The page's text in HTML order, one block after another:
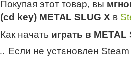
Покупая этот товар, вы
(cd key) METAL SLUG X в
Как начать играть в METAL
Если не установлен